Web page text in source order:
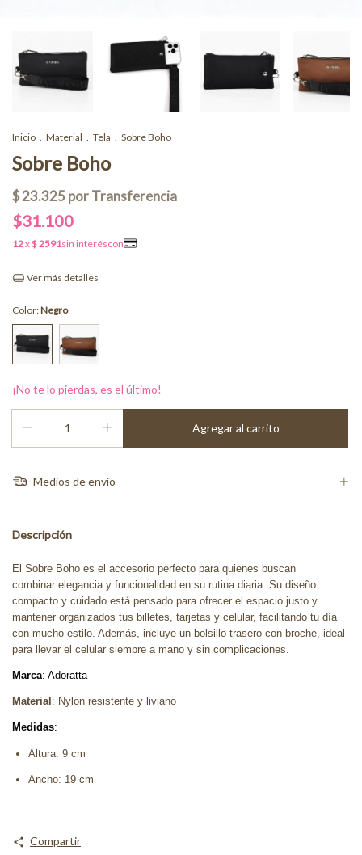
Inicio . Material . Tela . Sobre Boho
Sobre Boho
$31.100
Ver más detalles
Color:Negro
¡No te lo pierdas, es el último!
Medios de envío
Descripción
El Sobre Boho es el accesorio perfecto para quienes buscan
combinar elegancia y funcionalidad en su rutina diaria. Su diseño
compacto y cuidado está pensado para ofrecer el espacio justo y
mantener organizados tus billetes, tarjetas y celular, facilitando tu día
con mucho estilo. Además, incluye un bolsillo trasero con broche, ideal
para llevar el celular siempre a mano y sin complicaciones.
Marca: Adoratta
Material : Nylon resistente y liviano
Medidas:
Altura: 9 cm
Ancho: 19 cm
Compartir